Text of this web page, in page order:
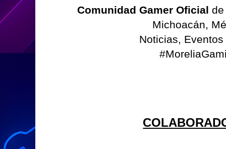
Comunidad Gamer Oficial
Michoacán,
Noticias,